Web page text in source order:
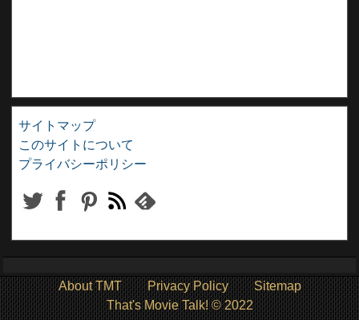
サイトマップ
このサイトについて
プライバシーポリシー
About TMT Privacy Policy
Sitemap
That's Movie Talk! © 2022